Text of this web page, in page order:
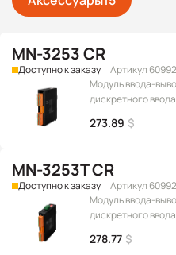
MN-3253 CR
Доступно к заказу
Артикул
Модуль ввода-
дискретного
273.89 $
MN-3253T CR
Доступно к заказу
Артикул
Модуль ввода-
дискретного
278.77 $